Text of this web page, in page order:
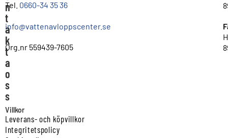
n
t
a
k
t
a
o
s
s
Tel. 0660-34 35 36
info@vattenavloppscenter.se
Org.nr 559439-7605
Villkor
Leverans- och köpvillkor
Integritetspolicy